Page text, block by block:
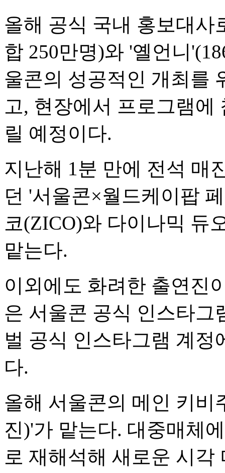
올해 공식 국내 홍보대사
합 250만명)와 '옐언니
울콘의 성공적인 개최를
고, 현장에서 프로그램에
릴 예정이다.
지난해 1분 만에 전석 매
던 '서울콘×월드케이팝
코(ZICO)와 다이나믹 듀
맡는다.
이외에도 화려한 출연진
은 서울콘 공식 인스타그
벌 공식 인스타그램 계
다.
올해 서울콘의 메인 키비
진)'가 맡는다. 대중매체
로 재해석해 새로운 시각